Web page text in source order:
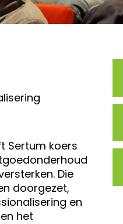
Sertum koers
Die
doorgezet,
en
het